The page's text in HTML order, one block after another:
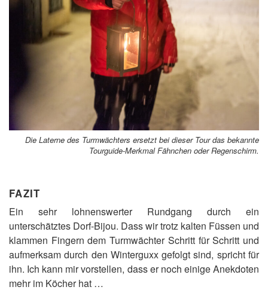
Die Laterne des Turmwächters ersetzt bei dieser Tour das bekannte
Tourguide-Merkmal Fähnchen oder Regenschirm.
FAZIT
Ein sehr lohnenswerter Rundgang durch ein
unterschätztes Dorf-Bijou. Dass wir trotz kalten Füssen und
klammen Fingern dem Turmwächter Schritt für Schritt und
aufmerksam durch den Winterguxx gefolgt sind, spricht für
ihn. Ich kann mir vorstellen, dass er noch einige Anekdoten
mehr im Köcher hat …